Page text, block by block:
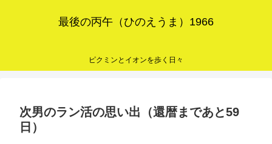
最後の丙午（ひのえうま）1966
ピクミンとイオンを歩く日々
次男のラン活の思い出（還暦まであと59
日）